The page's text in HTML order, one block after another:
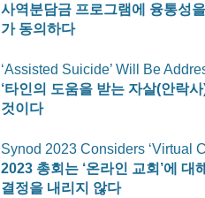
사역분담금 프로그램에 융통성
가 동의하다
‘Assisted Suicide’ Will Be
‘타인의 도움을 받는 자살(안락
것이다
Synod 2023 Considers ‘Virtual
2023 총회는 ‘온라인 교회’에
결정을 내리지 않다